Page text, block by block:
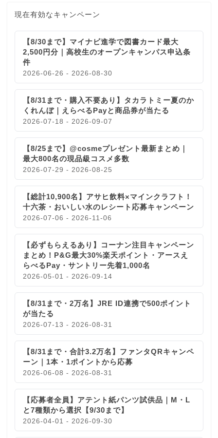
現在有効なキャンペーン
【8/30まで】マイナビ進学で図書カード最大
2,500円分｜高校生のオープンキャンパス申込条
件
2026-06-26 - 2026-08-30
【8/31まで・購入不要あり】タカラトミー夏のか
くれんぼ｜えらべるPayと商品券が当たる
2026-07-18 - 2026-09-07
【8/25まで】@cosmeプレゼント最新まとめ｜
最大800名の現品級コスメ多数
2026-07-29 - 2026-08-25
【総計10,900名】アサヒ飲料×マインクラフト！
十六茶・おいしい水のレシート応募キャンペーン
2026-07-06 - 2026-11-06
【必ずもらえるあり】コーナン注目キャンペーン
まとめ！P&G最大30%楽天ポイント・アースえ
らべるPay・サントリー先着1,000名
2026-05-01 - 2026-09-14
【8/31まで・2万名】JRE ID連携で500ポイント
が当たる
2026-07-13 - 2026-08-31
【8/31まで・合計3.2万名】ファンタQRキャンペ
ーン｜1本・1ポイントから応募
2026-06-08 - 2026-08-31
【応募者全員】アテント紙パンツ試供品｜M・L
と7種類から選択【9/30まで】
2026-04-01 - 2026-09-30